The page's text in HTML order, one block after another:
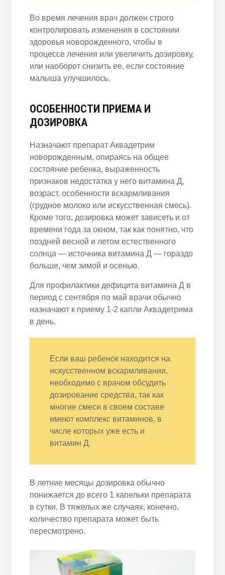
Во время лечения врач должен строго
контролировать изменения в состоянии
здоровья новорожденного, чтобы в
процессе лечения или увеличить дозировку,
или наоборот снизить ее, если состояние
малыша улучшилось.
ОСОБЕННОСТИ ПРИЕМА И
ДОЗИРОВКА
Назначают препарат Аквадетрим
новорожденным, опираясь на общее
состояние ребенка, выраженность
признаков недостатка у него витамина Д,
возраст, особенности вскармливания
(грудное молоко или искусственная смесь).
Кроме того, дозировка может зависеть и от
времени года за окном, так как понятно, что
поздней весной и летом естественного
солнца — источника витамина Д — гораздо
больше, чем зимой и осенью.
Для профилактики дефицита витамина Д в
период с сентября по май врачи обычно
назначают к приему 1-2 капли Аквадетрима
в день.
Если ваш ребенок находится на
искусственном вскармливании,
необходимо с врачом обсудить
дозирование средства, так как
многие смеси в своем составе
имеют комплекс витаминов, в
числе которых уже есть и
витамин Д.
В летние месяцы дозировка обычно
понижается до всего 1 капельки препарата
в сутки. В тяжелых же случаях, конечно,
количество препарата может быть
пересмотрено.